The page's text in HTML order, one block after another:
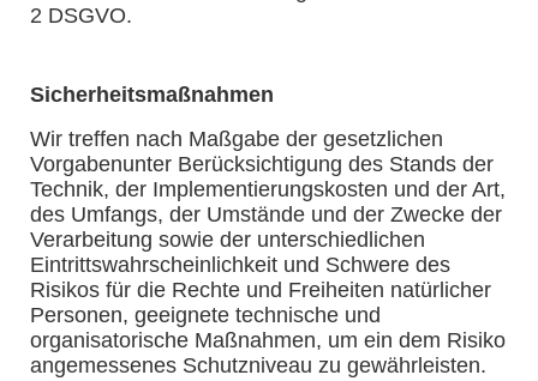
2 DSGVO.
Sicherheitsmaßnahmen
Wir treffen nach Maßgabe der gesetzlichen
Vorgabenunter Berücksichtigung des Stands der
Technik, der Implementierungskosten und der Art,
des Umfangs, der Umstände und der Zwecke der
Verarbeitung sowie der unterschiedlichen
Eintrittswahrscheinlichkeit und Schwere des
Risikos für die Rechte und Freiheiten natürlicher
Personen, geeignete technische und
organisatorische Maßnahmen, um ein dem Risiko
angemessenes Schutzniveau zu gewährleisten.